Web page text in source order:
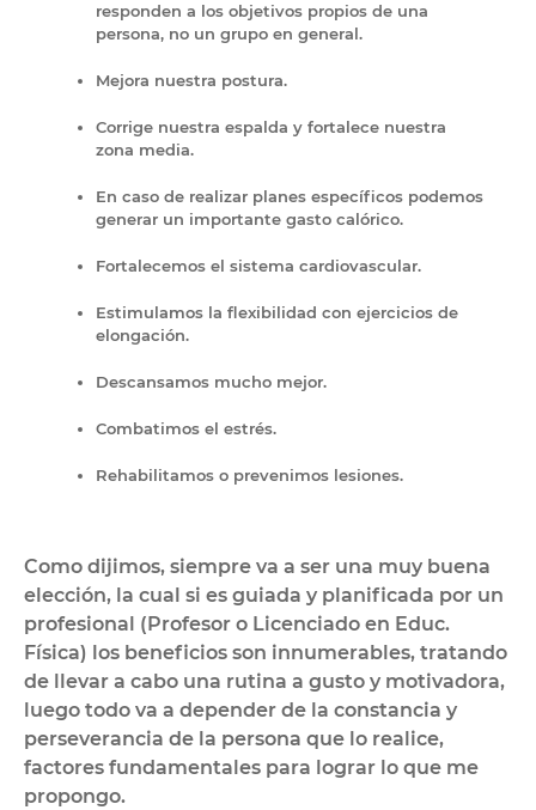
responden a los objetivos propios de una
persona, no un grupo en general.
Mejora nuestra postura.
Corrige nuestra espalda y fortalece nuestra
zona media.
En caso de realizar planes específicos podemos
generar un importante gasto calórico.
Fortalecemos el sistema cardiovascular.
Estimulamos la flexibilidad con ejercicios de
elongación.
Descansamos mucho mejor.
Combatimos el estrés.
Rehabilitamos o prevenimos lesiones.
Como dijimos, siempre va a ser una muy buena
elección, la cual si es guiada y planificada por un
profesional (Profesor o Licenciado en Educ.
Física) los beneficios son innumerables, tratando
de llevar a cabo una rutina a gusto y motivadora,
luego todo va a depender de la constancia y
perseverancia de la persona que lo realice,
factores fundamentales para lograr lo que me
propongo.